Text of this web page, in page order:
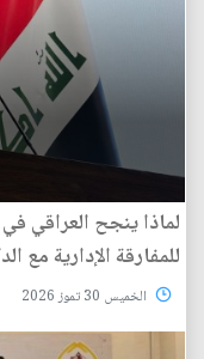
لماذا ينجح العراقي
للمفارقة الإدارية مع
الخميس 30 تموز 2026